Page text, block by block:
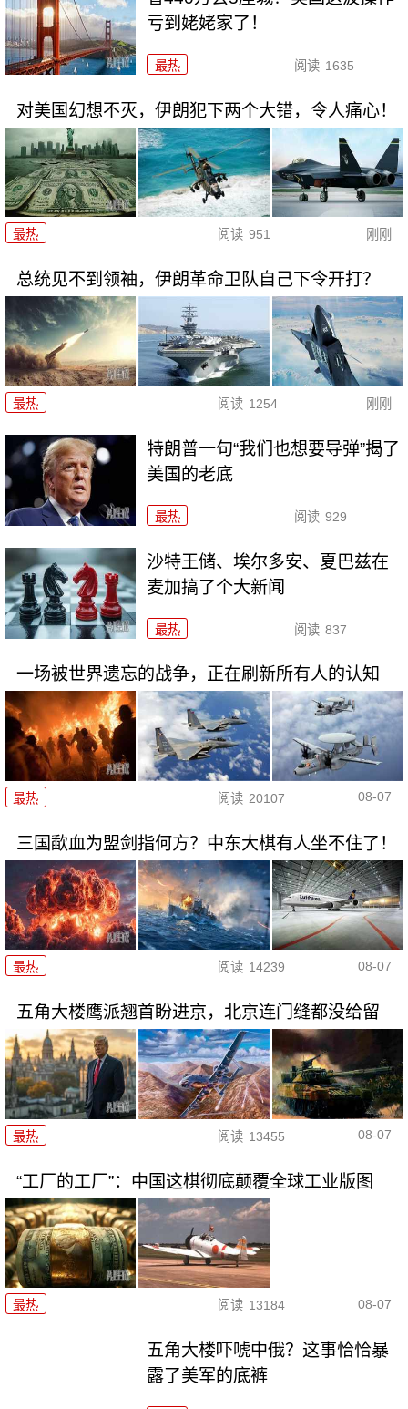
亏到姥姥家了！
最热 阅读 1635
对美国幻想不灭，伊朗犯下两个大错，令人痛心！
最热 阅读 951 刚刚
总统见不到领袖，伊朗革命卫队自己下令开打？
最热 阅读 1254 刚刚
特朗普一句“我们也想要导弹”揭了
美国的老底
最热 阅读 929
沙特王储、埃尔多安、夏巴兹在
麦加搞了个大新闻
最热 阅读 837
一场被世界遗忘的战争，正在刷新所有人的认知
最热 阅读 20107 08-07
三国歃血为盟剑指何方？中东大棋有人坐不住了！
最热 阅读 14239 08-07
五角大楼鹰派翘首盼进京，北京连门缝都没给留
最热 阅读 13455 08-07
“工厂的工厂”：中国这棋彻底颠覆全球工业版图
最热 阅读 13184 08-07
五角大楼吓唬中俄？这事恰恰暴
露了美军的底裤